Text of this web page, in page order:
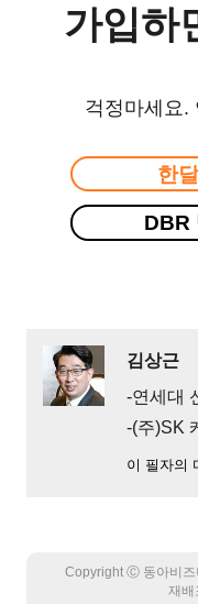
가입하
걱정마세요.
한
DBR
김상근
-연세대
-(주)SK
이 필자의
Copyright Ⓒ 동아비즈
재배